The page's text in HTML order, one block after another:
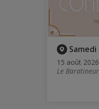
15 août
Le